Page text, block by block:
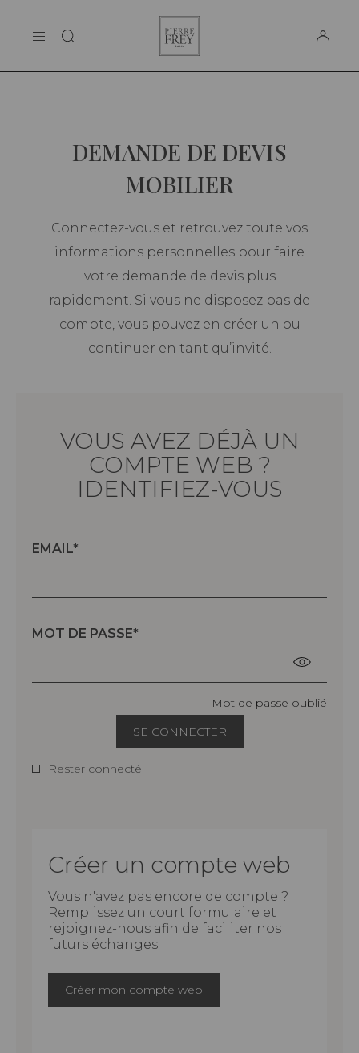
LA MAISON
Frey
DEMANDE DE DEVIS
MOBILIER
Connectez-vous et retrouvez toute vos
informations personnelles pour faire
votre demande de devis plus
rapidement. Si vous ne disposez pas de
compte, vous pouvez en créer un ou
continuer en tant qu’invité.
VOUS AVEZ DÉJÀ UN
COMPTE WEB ?
IDENTIFIEZ-VOUS
EMAIL
MOT DE PASSE
Mot de passe oublié
SE CONNECTER
Rester connecté
Créer un compte web
Vous n'avez pas encore de compte ?
Remplissez un court formulaire et
rejoignez-nous afin de faciliter nos
futurs échanges.
Créer mon compte web